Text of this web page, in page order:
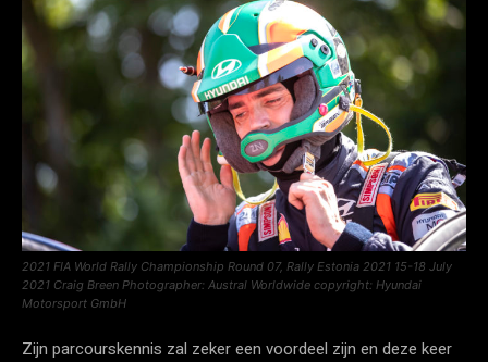
2021 FIA World Rally Championship Round 07, Rally Estonia 2021 15-18 July
2021 Craig Breen Photographer: Austral Worldwide copyright: Hyundai
Motorsport GmbH
Zijn parcourskennis zal zeker een voordeel zijn en deze keer